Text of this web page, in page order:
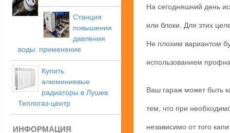
Станция
повышения
давления
воды: применение
Купить
алюминиевые
радиаторы в Лушев
Теплогаз-центр
ИНФОРМАЦИЯ
На сегодняшний день
или блоки. Для этих
Не плохим вариантом
использованием
Ваш гараж может быть
тем, что при
независимо от того